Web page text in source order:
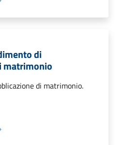
di
matrimonio
di matrimonio.